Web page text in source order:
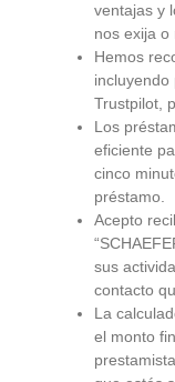
ventajas y
nos exija o
Hemos
Trustpilot,
Los
eficiente
cinco
préstamo.
Acepto
sus
contacto
La
el monto